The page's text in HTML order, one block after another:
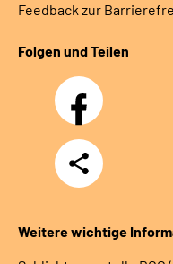
Feedback zur
Folgen und Teilen
Facebook
Teilen
Weitere wichtige